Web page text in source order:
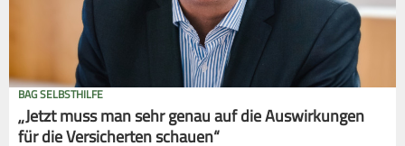
BAG SELBSTHILFE
„Jetzt muss man sehr genau auf die Auswirkungen
für die Versicherten schauen“